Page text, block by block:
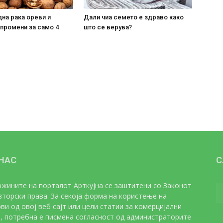
рака ореви и
промени за само 4
Дали чиа семето е здраво како
што се верува?
на порталот Арткујна се заштитени со Законот
права. За секоја форма на користење на
од овој веб сајт или цели статии за комерцијални
потребна е писмена согласност од администраторите